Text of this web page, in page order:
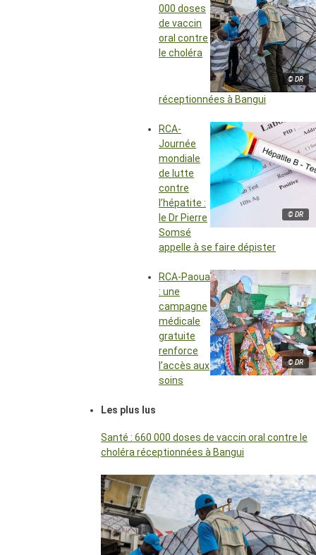
© DR
000 doses
de vaccin
oral contre
le choléra
réceptionnées à Bangui
© DR
RCA-
Journée
mondiale
de lutte
contre
l’hépatite :
le Dr Pierre
Somsé
appelle à se faire dépister
© DR
RCA-Paoua
: une
campagne
médicale
gratuite
renforce
l’accès aux
soins
Les plus lus
Santé : 660 000 doses de vaccin oral contre le
choléra réceptionnées à Bangui